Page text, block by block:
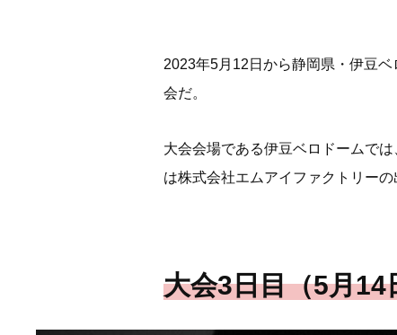
2023年5月12日から静岡県・伊豆
会だ。
大会会場である伊豆ベロドームで
は株式会社エムアイファクトリー
大会3日目（5月14